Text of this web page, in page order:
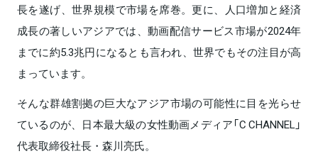
長を遂げ、世界規模で市場を席巻。更に、人口増加と経済
成長の著しいアジアでは、動画配信サービス市場が2024年
までに約5.3兆円になるとも言われ、世界でもその注目が高
まっています。
そんな群雄割拠の巨大なアジア市場の可能性に目を光らせ
ているのが、日本最大級の女性動画メディア「C CHANNEL」
代表取締役社長・森川亮氏。